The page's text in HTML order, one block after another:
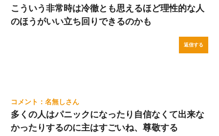
こういう非常時は冷徹とも思えるほど理性的な人
のほうがいい立ち回りできるのかも
返信する
名無し
多くの人はパニックになったり自信なくて出来な
かったりするのに主はすごいね、尊敬する